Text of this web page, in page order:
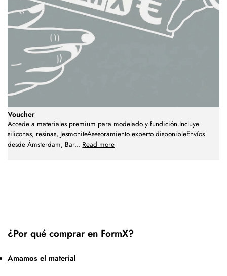
Voucher
Accede a materiales premium para modelado y fundición.Incluye
siliconas, resinas, JesmoniteAsesoramiento experto disponibleEnvíos
desde Ámsterdam, Bar... Read more
¿Por qué comprar en FormX?
Amamos el material